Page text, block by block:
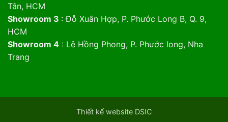
Tân, HCM
Showroom 3 : Đỗ Xuân Hợp, P. Phước Long B, Q. 9,
HCM
Showroom 4: Lê Hồng Phong, P. Phước long, Nha
Trang
Thiết kế website DSIC